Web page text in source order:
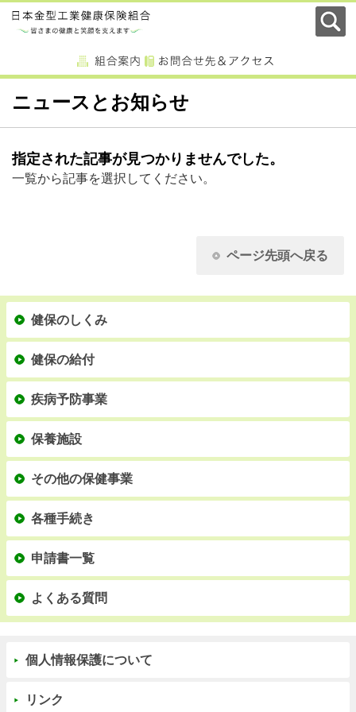
ニュースとお知らせ
指定された記事が見つかりませんでした。
一覧から記事を選択してください。
ページ先頭へ戻る
健保のしくみ
健保の給付
疾病予防事業
保養施設
その他の保健事業
各種手続き
申請書一覧
よくある質問
個人情報保護について
リンク